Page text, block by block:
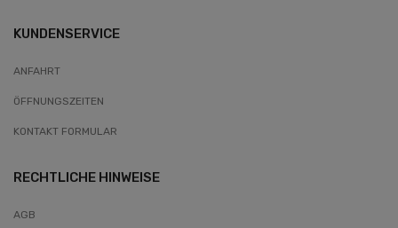
KUNDENSERVICE
ANFAHRT
ÖFFNUNGSZEITEN
KONTAKT FORMULAR
RECHTLICHE HINWEISE
AGB